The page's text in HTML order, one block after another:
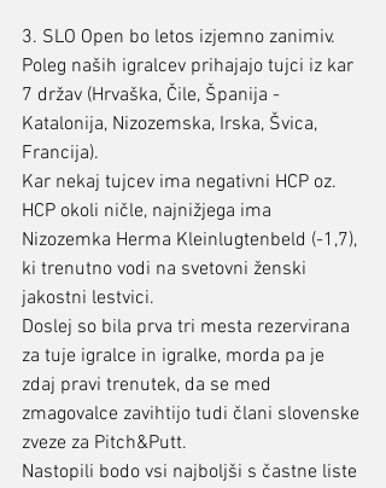
3. SLO Open bo letos izjemno zanimiv.
Poleg naših igralcev prihajajo tujci iz kar
7 držav (Hrvaška, Čile, Španija -
Katalonija, Nizozemska, Irska, Švica,
Francija).
Kar nekaj tujcev ima negativni HCP oz.
HCP okoli ničle, najnižjega ima
Nizozemka Herma Kleinlugtenbeld (-1,7),
ki trenutno vodi na svetovni ženski
jakostni lestvici.
Doslej so bila prva tri mesta rezervirana
za tuje igralce in igralke, morda pa je
zdaj pravi trenutek, da se med
zmagovalce zavihtijo tudi člani slovenske
zveze za Pitch&Putt.
Nastopili bodo vsi najboljši s častne liste